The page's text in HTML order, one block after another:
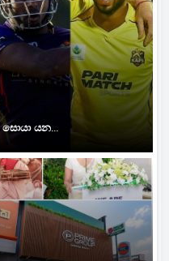
සොයා යන...